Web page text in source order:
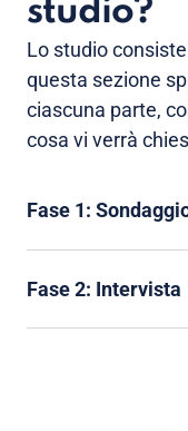
studio?
Lo studio
questa sezione
ciascuna parte,
cosa vi verrà
Fase 1:
Fase 2: Intervista